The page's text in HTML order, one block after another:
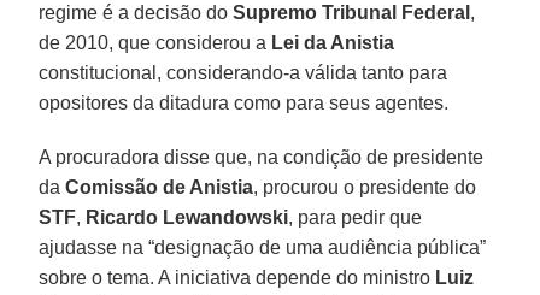
regime é a decisão doSupremo Tribunal Federal ,
de 2010, que considerou a Lei da Anistia
constitucional, considerando-a válida tanto para
opositores da ditadura como para seus agentes.
A procuradora disse que, na condição de presidente
daComissão de Anistia, procurou o presidente do
STF, Ricardo Lewandowski, para pedir que
ajudasse na “designação de uma audiência pública”
sobre o tema. A iniciativa depende do ministro Luiz